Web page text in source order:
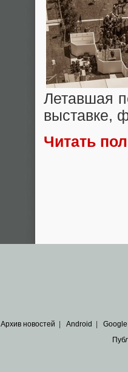
Летавшая
выставке,
Читать
Архив новостей | Android | Google